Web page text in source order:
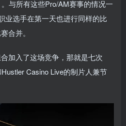
。与所有这些Pro/AM赛事的情况一
业选手在第一天也进行同样的比
合并。
加入了这场竞争，那就是七次
Casino Live的制片人兼节